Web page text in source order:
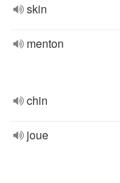
skin
menton
chin
joue